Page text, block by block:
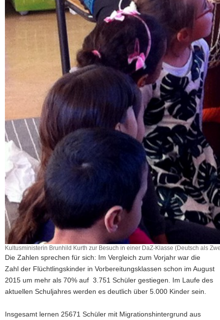
Kultusministerin Brunhild Kurth zur Besuch in einer DaZ-Klasse (Deutsch als
Die Zahlen sprechen für sich: Im Vergleich zum Vorjahr war die
Zahl der Flüchtlingskinder in Vorbereitungsklassen schon im August
2015 um mehr als 70% auf 3.751 Schüler gestiegen. Im Laufe des
aktuellen Schuljahres werden es deutlich über 5.000 Kinder sein.
Insgesamt lernen 25671 Schüler mit Migrationshintergrund aus